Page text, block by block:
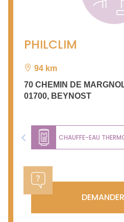
PHILCLIM
94 km
70 CHEMIN DE
01700, BEYNOST
CHAUFFE-EAU
Previous